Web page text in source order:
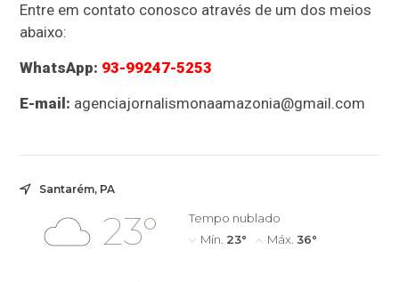
Entre em contato conosco através de um dos meios
abaixo:
WhatsApp: 93-99247-5253
E-mail: agenciajornalismonaamazonia@gmail.com
Santarém, PA
23°
Tempo nublado
Mín. 23° Máx. 36°